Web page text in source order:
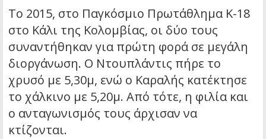
Το 2015, στο Παγκόσμιο Πρωτάθλημα Κ-18
στο Κάλι της Κολομβίας, οι δύο τους
συναντήθηκαν για πρώτη φορά σε μεγάλη
διοργάνωση. Ο Ντουπλάντις πήρε το
χρυσό με 5,30μ, ενώ ο Καραλής κατέκτησε
το χάλκινο με 5,20μ. Από τότε, η φιλία και
ο ανταγωνισμός τους άρχισαν να
κτίζονται.